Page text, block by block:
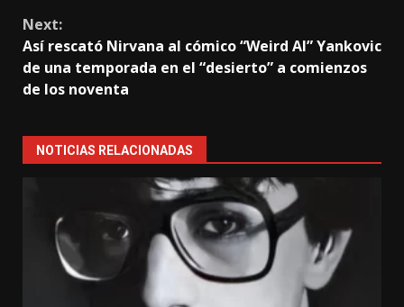
Next:
Así rescató Nirvana al cómico “Weird Al” Yankovic
de una temporada en el “desierto” a comienzos
de los noventa
NOTICIAS RELACIONADAS